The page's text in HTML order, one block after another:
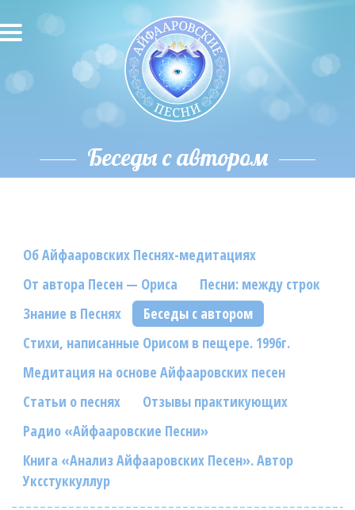
О песнях
Исполнители
Новости
Скачать
Контакты
Фотогалерея
In English
Видео
Ииссиидиология
Беседы с автором
Об Айфааровских Песнях-медитациях
От автора Песен — Ориса
Песни: между строк
Знание в Песнях
Беседы с автором
Стихи, написанные Орисом в пещере. 1996г.
Медитация на основе Айфааровских песен
Статьи о песнях
Отзывы практикующих
Радио «Айфааровские Песни»
Книга «Анализ Айфааровских Песен». Автор
Уксстуккуллур